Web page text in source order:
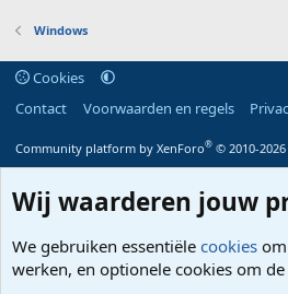
Windows
Cookies
Contact
Voorwaarden en regels
Community platform by XenForo® © 2010-
Wij waarderen jouw
We gebruiken essentiële cookies
werken, en optionele cookies om